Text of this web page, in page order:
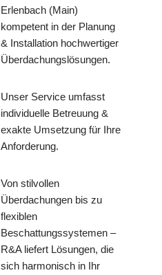
Erlenbach (Main)
kompetent in der Planung
& Installation hochwertiger
Überdachungslösungen.
Unser Service umfasst
individuelle Betreuung &
exakte Umsetzung für Ihre
Anforderung.
Von stilvollen
Überdachungen bis zu
flexiblen
Beschattungssystemen –
R&A liefert Lösungen, die
sich harmonisch in Ihr